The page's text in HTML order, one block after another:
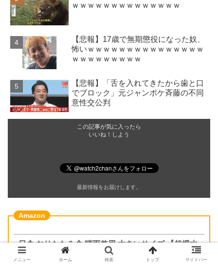
ｗｗｗｗｗｗｗｗｗｗｗｗｗｗ
【悲報】17歳で無期懲役になった奴、
怖いｗｗｗｗｗｗｗｗｗｗｗｗｗｗｗ
ｗｗｗｗｗｗｗｗｗ
【悲報】「舌を入れてきたから歯と口
でブロック」元ジャンポケ斉藤の不同
意性交公判
この記事が気に入ったら
いいね！しよう
最新情報をお届けします。
日傘 おりたたみ傘 晴雨兼用 大きいサイズ 【超撥水
·豪雨対応
メニュー ホーム 検索 トップ サイドバー